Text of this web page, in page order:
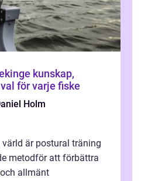
för varje fiske
Holm
är postural träning
metodför att förbättra
allmänt